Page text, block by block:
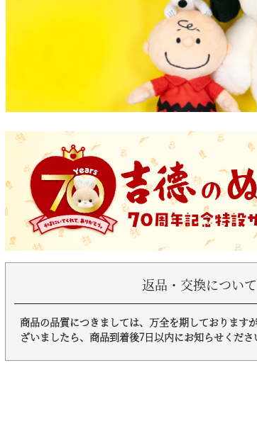
返品・交換について
商品の品質につきましては、万全を期しております
ざいましたら、商品到着後7日以内にお知らせくださ